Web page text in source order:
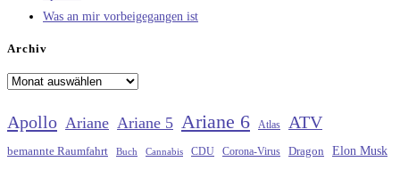
Was an mir vorbeigegangen ist
Archiv
Archiv
Apollo Ariane Ariane 5 Ariane 6 Atlas ATV
bemannte Raumfahrt Buch Cannabis CDU Corona-Virus Dragon Elon Musk